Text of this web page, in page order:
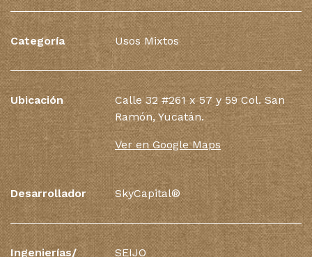
Categoría Usos Mixtos
Ubicación
Calle 32 #261 x 57 y 59 Col. San
Ramón, Yucatán.
Ver en Google Maps
Desarrollador SkyCapital®
Ingenierí­as/ SEIJO